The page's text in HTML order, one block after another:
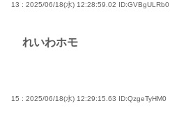
13 : 2025/06/18(水) 12:28:59.02 ID:GVBgULRb0
れいわホモ
15 : 2025/06/18(水) 12:29:15.63 ID:QzgeTyHM0